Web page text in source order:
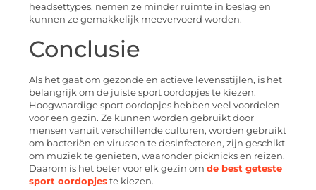
headsettypes, nemen ze minder ruimte in beslag en
kunnen ze gemakkelijk meevervoerd worden.
Conclusie
Als het gaat om gezonde en actieve levensstijlen, is het
belangrijk om de juiste sport oordopjes te kiezen.
Hoogwaardige sport oordopjes hebben veel voordelen
voor een gezin. Ze kunnen worden gebruikt door
mensen vanuit verschillende culturen, worden gebruikt
om bacteriën en virussen te desinfecteren, zijn geschikt
om muziek te genieten, waaronder picknicks en reizen.
Daarom is het beter voor elk gezin om de best geteste
sport oordopjes te kiezen.